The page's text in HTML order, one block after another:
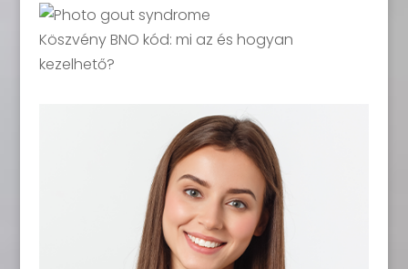
Köszvény BNO kód: mi az és hogyan
kezelhető?